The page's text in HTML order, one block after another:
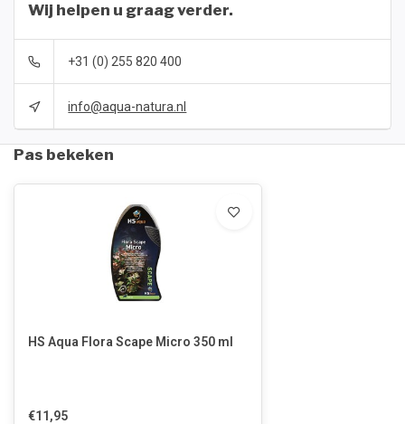
Wij helpen u graag verder.
+31 (0) 255 820 400
info@aqua-natura.nl
Pas bekeken
HS Aqua Flora Scape Micro 350 ml
€11,95